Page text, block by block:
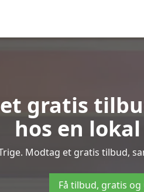
et gratis
hos en
Modtag et gratis tilbud,
Få tilbud, gratis